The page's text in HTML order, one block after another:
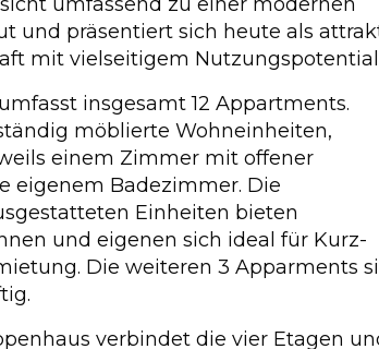
und präsentiert sich heute als
mit vielseitigem
insgesamt 12 Appartments.
möblierte Wohneinheiten,
einem Zimmer mit offener
eigenem Badezimmer. Die
Einheiten bieten
und eigenen sich ideal für Kurz-
Die weiteren 3 Apparments
verbindet die vier Etagen